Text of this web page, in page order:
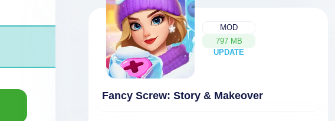
MOD
797 MB
UPDATE
NEW
Fancy Screw: Story & Makeover